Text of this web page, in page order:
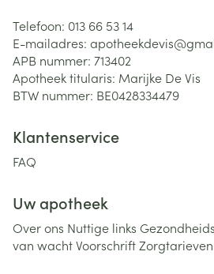
Telefoon: 013 66 53 14
E-mailadres: apotheekdevis@
APB nummer: 713402
Apotheek titularis: Marijke De Vis
BTW nummer: BE0428334479
Klantenservice
FAQ
Uw apotheek
Over ons Nuttige links
van wachtVoorschriftZorgtarieven